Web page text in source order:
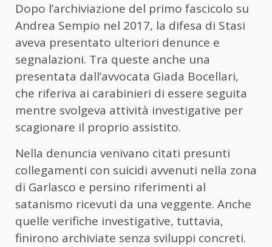
Dopo l’archiviazione del primo fascicolo su
Andrea Sempio nel 2017, la difesa di Stasi
aveva presentato ulteriori denunce e
segnalazioni. Tra queste anche una
presentata dall’avvocata Giada Bocellari,
che riferiva ai carabinieri di essere seguita
mentre svolgeva attività investigative per
scagionare il proprio assistito.
Nella denuncia venivano citati presunti
collegamenti con suicidi avvenuti nella zona
di Garlasco e persino riferimenti al
satanismo ricevuti da una veggente. Anche
quelle verifiche investigative, tuttavia,
finirono archiviate senza sviluppi concreti.